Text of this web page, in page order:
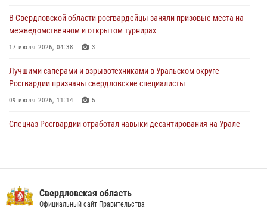
рассказал об итогах работы подразделения в эфире телекомпании
«Телекон»
30 июля 2026, 11:33 1
В Свердловской области росгвардейцы заняли призовые места на
межведомственном и открытом турнирах
17 июля 2026, 04:38 3
Лучшими саперами и взрывотехниками в Уральском округе
Росгвардии признаны свердловские специалисты
09 июля 2026, 11:14 5
Спецназ Росгвардии отработал навыки десантирования на Урале
31 июля 2026, 12:27 1
Свердловская область
Официальный сайт Правительства